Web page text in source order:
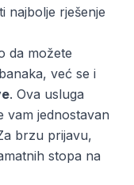
najbolje rješenje
da možete
već se i
. Ova usluga
vam jednostavan
brzu prijavu,
stopa na